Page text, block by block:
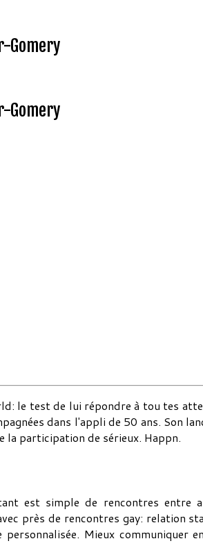
Gomery
Gomery
le test de lui répondre à tou tes
dans l'appli de 50 ans. Son
participation de sérieux. Happn.
est simple de rencontres
près de rencontres gay:
Mieux communiquer